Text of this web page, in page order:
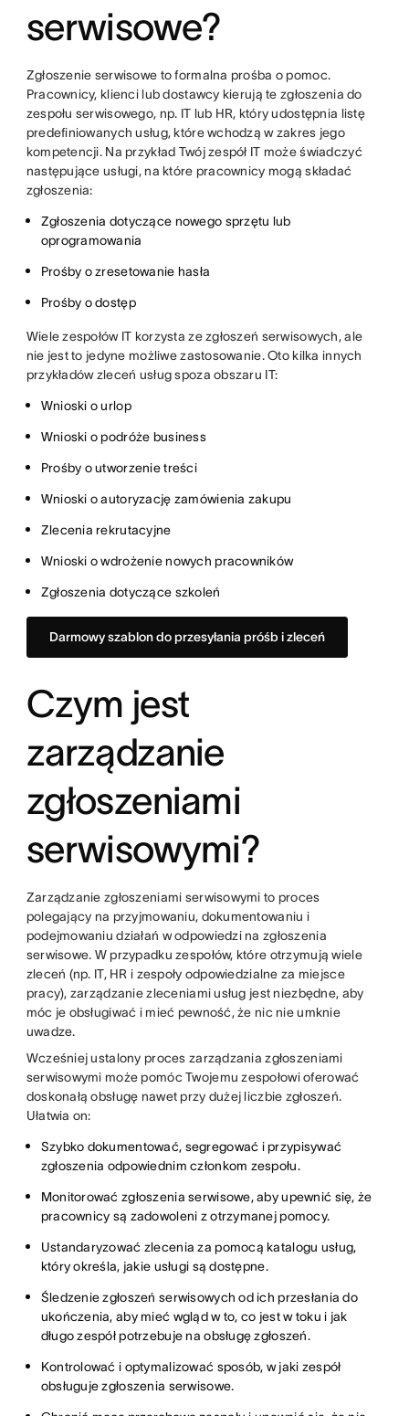
serwisowe?
Zgłoszenie serwisowe to formalna prośba o pomoc.
Pracownicy, klienci lub dostawcy kierują te zgłoszenia do
zespołu serwisowego, np. IT lub HR, który udostępnia listę
predefiniowanych usług, które wchodzą w zakres jego
kompetencji. Na przykład Twój zespół IT może świadczyć
następujące usługi, na które pracownicy mogą składać
zgłoszenia:
Zgłoszenia dotyczące nowego sprzętu lub
oprogramowania
Prośby o zresetowanie hasła
Prośby o dostęp
Wiele zespołów IT korzysta ze zgłoszeń serwisowych, ale
nie jest to jedyne możliwe zastosowanie. Oto kilka innych
przykładów zleceń usług spoza obszaru IT:
Wnioski o urlop
Wnioski o podróże business
Prośby o utworzenie treści
Wnioski o autoryzację zamówienia zakupu
Zlecenia rekrutacyjne
Wnioski o wdrożenie nowych pracowników
Zgłoszenia dotyczące szkoleń
Darmowy szablon do przesyłania próśb i zleceń
Czym jest
zarządzanie
zgłoszeniami
serwisowymi?
Zarządzanie zgłoszeniami serwisowymi to proces
polegający na przyjmowaniu, dokumentowaniu i
podejmowaniu działań w odpowiedzi na zgłoszenia
serwisowe. W przypadku zespołów, które otrzymują wiele
zleceń (np. IT, HR i zespoły odpowiedzialne za miejsce
pracy), zarządzanie zleceniami usług jest niezbędne, aby
móc je obsługiwać i mieć pewność, że nic nie umknie
uwadze.
Wcześniej ustalony proces zarządzania zgłoszeniami
serwisowymi może pomóc Twojemu zespołowi oferować
doskonałą obsługę nawet przy dużej liczbie zgłoszeń.
Ułatwia on:
Szybko dokumentować, segregować i przypisywać
zgłoszenia odpowiednim członkom zespołu.
Monitorować zgłoszenia serwisowe, aby upewnić się, że
pracownicy są zadowoleni z otrzymanej pomocy.
Ustandaryzować zlecenia za pomocą katalogu usług,
który określa, jakie usługi są dostępne.
Śledzenie zgłoszeń serwisowych od ich przesłania do
ukończenia, aby mieć wgląd w to, co jest w toku i jak
długo zespół potrzebuje na obsługę zgłoszeń.
Kontrolować i optymalizować sposób, w jaki zespół
obsługuje zgłoszenia serwisowe.